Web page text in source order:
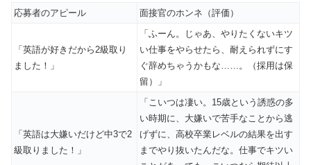
応募者のアピール 面接官のホンネ（評価）
「英語が好きだから2級取り
ました！」
「ふーん。じゃあ、やりたくないキツ
い仕事をやらせたら、耐えられずにす
ぐ辞めちゃうかもな……。（採用は保
留）」
「英語は大嫌いだけど中3で2
級取りました！」
「こいつは凄い。15歳という誘惑の多
い時期に、大嫌いで苦手なことから逃
げずに、高校卒業レベルの結果を出す
までやり抜いたんだな。仕事でキツい